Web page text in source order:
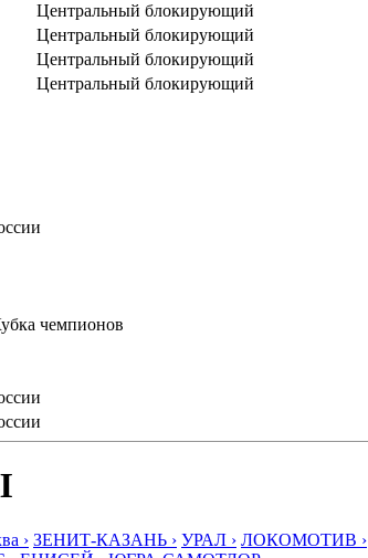
Центральный блокирующий
Центральный блокирующий
Центральный блокирующий
Центральный блокирующий
чемпионов
› ЗЕНИТ-КАЗАНЬ › УРАЛ › ЛОКОМОТИВ ›